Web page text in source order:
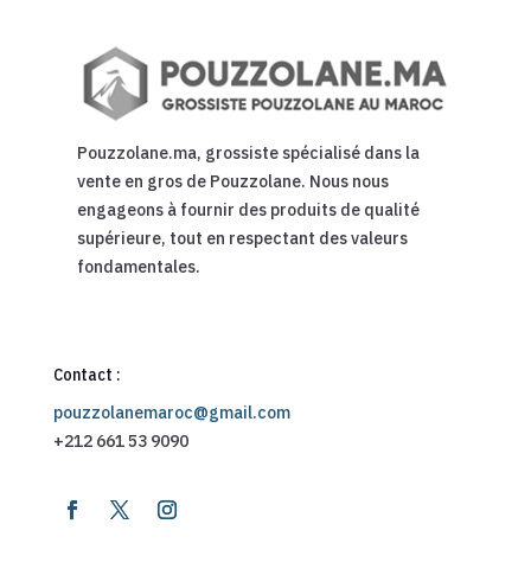
Pouzzolane.ma, grossiste spécialisé dans la
vente en gros de Pouzzolane. Nous nous
engageons à fournir des produits de qualité
supérieure, tout en respectant des valeurs
fondamentales.
Contact :
pouzzolanemaroc@gmail.com
+212 661 53 9090